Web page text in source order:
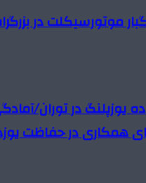
موتورسیکلت در
قلاده یوزپلنگ در توران/
همکاری در حفاظت